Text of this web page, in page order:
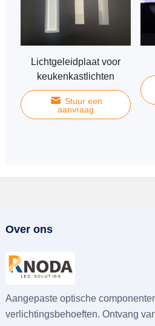
Lichtgeleidplaat voor
keukenkastlichten
Stuur een
aanvraag
Over ons
Aangepaste optische
verlichtingsbehoeften. Ontvang